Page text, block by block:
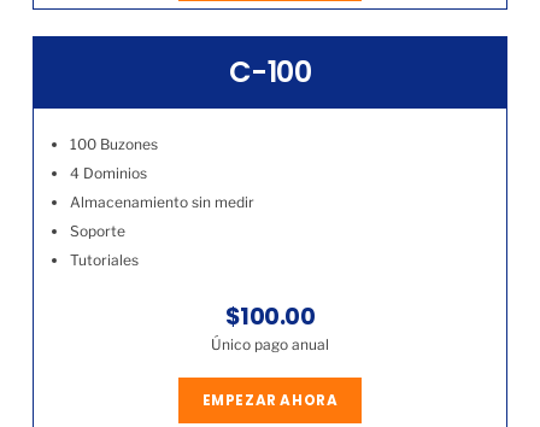
C-100
100 Buzones
4 Dominios
Almacenamiento sin medir
Soporte
Tutoriales
$100.00
Único pago anual
EMPEZAR AHORA